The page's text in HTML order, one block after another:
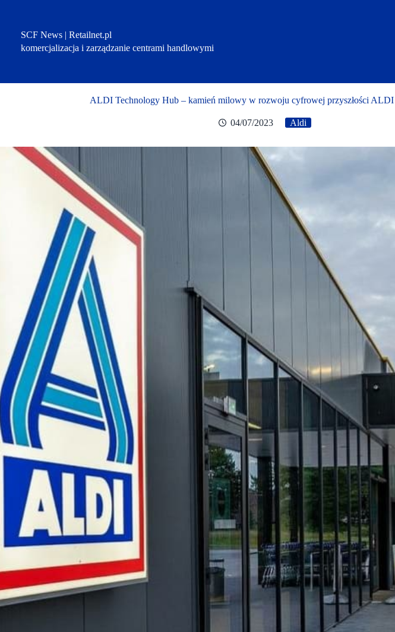
SCF News | Retailnet.pl
komercjalizacja i zarządzanie centrami handlowymi
ALDI Technology Hub – kamień milowy w rozwoju cyfrowej przyszłości
04/07/2023 Aldi